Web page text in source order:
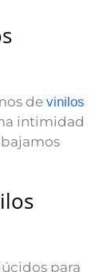
de vinilos
intimidad
para